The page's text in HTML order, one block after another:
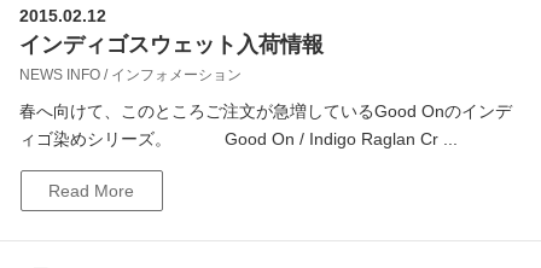
2015.02.12
インディゴスウェット入荷情報
NEWS INFO / インフォメーション
春へ向けて、このところご注文が急増しているGood Onのインデ
ィゴ染めシリーズ。 Good On / Indigo Raglan Cr ...
Read More